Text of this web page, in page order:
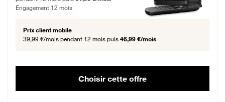
Engagement 12 mois
Prix client mobile
39,99 €/mois pendant 12 mois puis 46,99 €/mois
Choisir cette offre